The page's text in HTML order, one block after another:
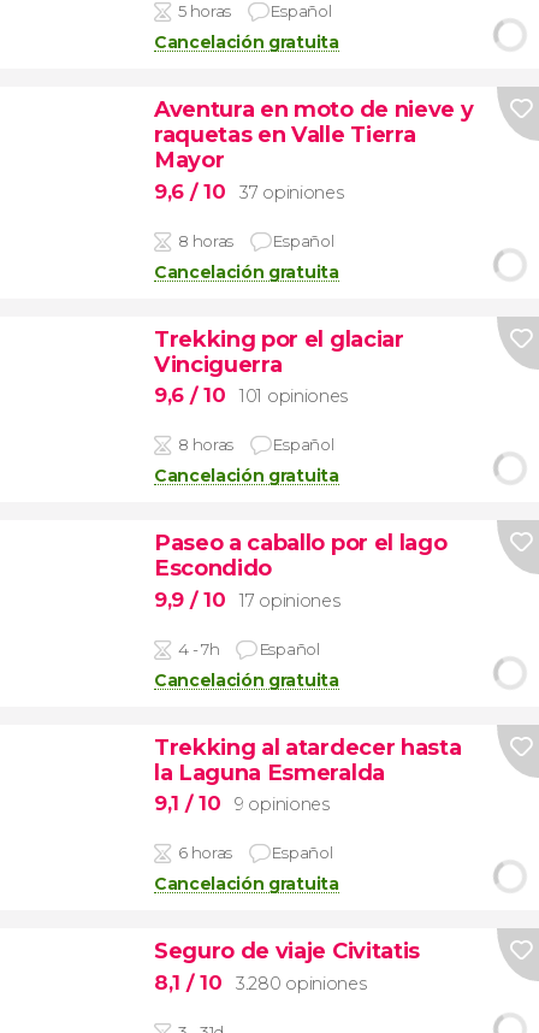
5 horas Español
Cancelación gratuita
Aventura en moto de nieve y
raquetas en Valle Tierra
Mayor
9,6 / 10 37 opiniones
8 horas Español
Cancelación gratuita
Trekking por el glaciar
Vinciguerra
9,6 / 10 101 opiniones
8 horas Español
Cancelación gratuita
Paseo a caballo por el lago
Escondido
9,9 / 10 17 opiniones
4 - 7h Español
Cancelación gratuita
Trekking al atardecer hasta
la Laguna Esmeralda
9,1 / 10 9 opiniones
6 horas Español
Cancelación gratuita
Seguro de viaje Civitatis
8,1 / 10 3.280 opiniones